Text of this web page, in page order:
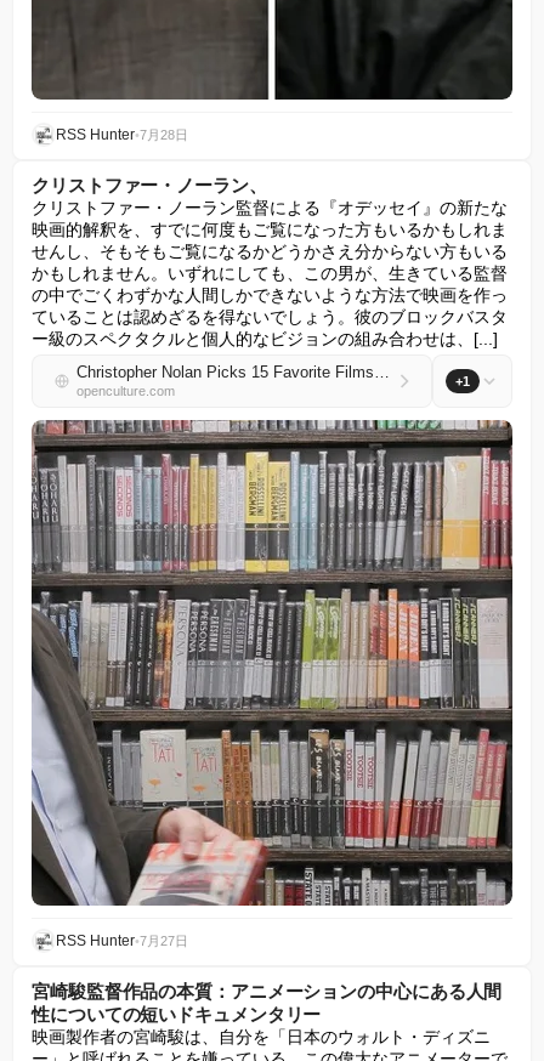
RSS Hunter•7月28日
クリストファー・ノーラン、
クリストファー・ノーラン監督による『オデッセイ』の新たな
映画的解釈を、すでに何度もご覧になった方もいるかもしれま
せんし、そもそもご覧になるかどうかさえ分からない方もいる
かもしれません。いずれにしても、この男が、生きている監督
の中でごくわずかな人間しかできないような方法で映画を作っ
ていることは認めざるを得ないでしょう。彼のブロックバスタ
ー級のスペクタクルと個人的なビジョンの組み合わせは、[...]
Christopher Nolan Picks 15 Favorite Films from the Criterion Closet
openculture.com
+1
RSS Hunter•7月27日
宮崎駿監督作品の本質：アニメーションの中心にある人間
性についての短いドキュメンタリー
映画製作者の宮崎駿は、自分を「日本のウォルト・ディズニ